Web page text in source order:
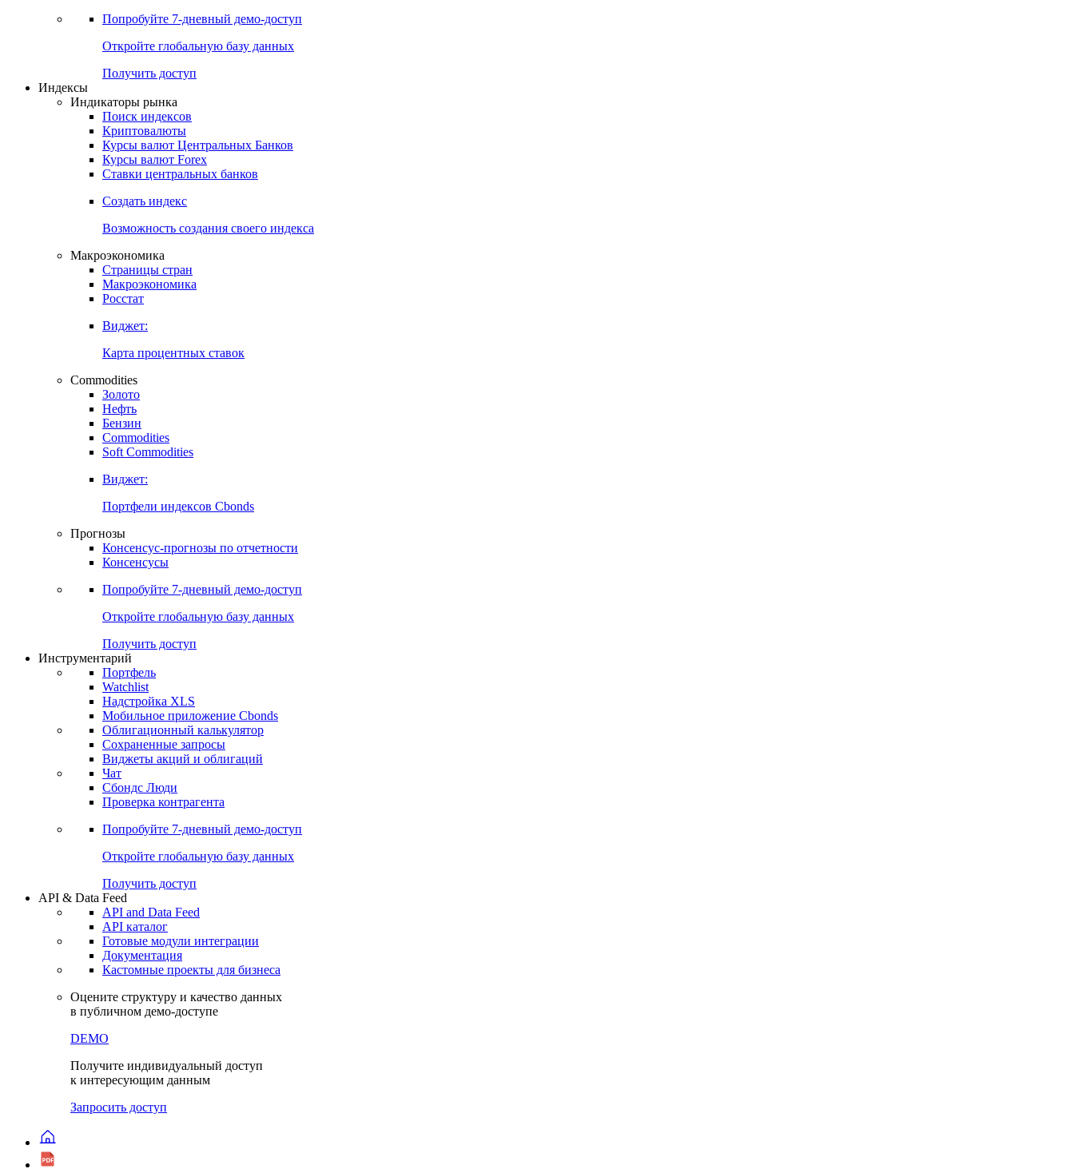
Попробуйте 7-дневный демо-доступ
Откройте глобальную базу данных
Получить доступ
Индексы
Индикаторы рынка
Поиск индексов
Криптовалюты
Курсы валют Центральных Банков
Курсы валют Forex
Ставки центральных банков
Создать индекс
Возможность создания своего индекса
Макроэкономика
Страницы стран
Макроэкономика
Росстат
Виджет:
Карта процентных ставок
Commodities
Золото
Нефть
Бензин
Commodities
Soft Commodities
Виджет:
Портфели индексов Cbonds
Прогнозы
Консенсус-прогнозы по отчетности
Консенсусы
Попробуйте 7-дневный демо-доступ
Откройте глобальную базу данных
Получить доступ
Инструментарий
Портфель
Watchlist
Надстройка XLS
Мобильное приложение Cbonds
Облигационный калькулятор
Сохраненные запросы
Виджеты акций и облигаций
Чат
Сбондс Люди
Проверка контрагента
Попробуйте 7-дневный демо-доступ
Откройте глобальную базу данных
Получить доступ
API & Data Feed
API and Data Feed
API каталог
Готовые модули интеграции
Документация
Кастомные проекты для бизнеса
Оцените структуру и качество данных
в публичном демо-доступе
DEMO
Получите индивидуальный доступ
к интересующим данным
Запросить доступ